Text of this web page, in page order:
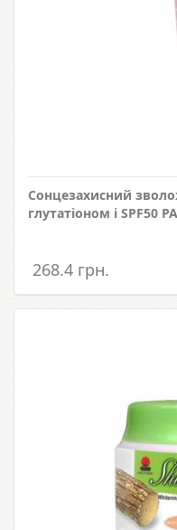
Сонцезахисний
глутатіоном і SPF50
268.4 грн.